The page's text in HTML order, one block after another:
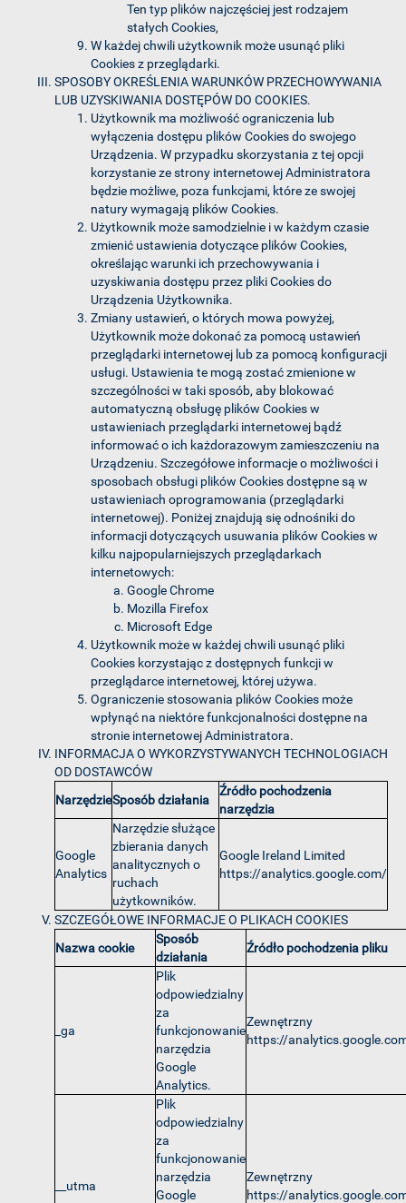
Ten typ plików najczęściej jest rodzajem
stałych Cookies,
W każdej chwili użytkownik może usunąć pliki
Cookies z przeglądarki.
SPOSOBY OKREŚLENIA WARUNKÓW PRZECHOWYWANIA
LUB UZYSKIWANIA DOSTĘPÓW DO COOKIES.
Użytkownik ma możliwość ograniczenia lub
wyłączenia dostępu plików Cookies do swojego
Urządzenia. W przypadku skorzystania z tej opcji
korzystanie ze strony internetowej Administratora
będzie możliwe, poza funkcjami, które ze swojej
natury wymagają plików Cookies.
Użytkownik może samodzielnie i w każdym czasie
zmienić ustawienia dotyczące plików Cookies,
określając warunki ich przechowywania i
uzyskiwania dostępu przez pliki Cookies do
Urządzenia Użytkownika.
Zmiany ustawień, o których mowa powyżej,
Użytkownik może dokonać za pomocą ustawień
przeglądarki internetowej lub za pomocą konfiguracji
usługi. Ustawienia te mogą zostać zmienione w
szczególności w taki sposób, aby blokować
automatyczną obsługę plików Cookies w
ustawieniach przeglądarki internetowej bądź
informować o ich każdorazowym zamieszczeniu na
Urządzeniu. Szczegółowe informacje o możliwości i
sposobach obsługi plików Cookies dostępne są w
ustawieniach oprogramowania (przeglądarki
internetowej). Poniżej znajdują się odnośniki do
informacji dotyczących usuwania plików Cookies w
kilku najpopularniejszych przeglądarkach
internetowych:
Google Chrome
Mozilla Firefox
Microsoft Edge
Użytkownik może w każdej chwili usunąć pliki
Cookies korzystając z dostępnych funkcji w
przeglądarce internetowej, której używa.
Ograniczenie stosowania plików Cookies może
wpłynąć na niektóre funkcjonalności dostępne na
stronie internetowej Administratora.
INFORMACJA O WYKORZYSTYWANYCH TECHNOLOGIACH
OD DOSTAWCÓW
NarzędzieSposób działania
Źródło pochodzenia
narzędzia
Google
Analytics
Narzędzie służące
zbierania danych
analitycznych o
ruchach
użytkowników.
Google Ireland Limited
https://analytics.google.com/
SZCZEGÓŁOWE INFORMACJE O PLIKACH COOKIES
Nazwa cookie
Sposób
działania
Źródło pochodzenia pliku
_ga
Plik
odpowiedzialny
za
funkcjonowanie
narzędzia
Google
Analytics.
Zewnętrzny
https://
__utma
Plik
odpowiedzialny
za
funkcjonowanie
narzędzia
Google
Zewnętrzny
https://